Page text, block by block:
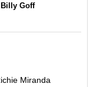
Billy Goff